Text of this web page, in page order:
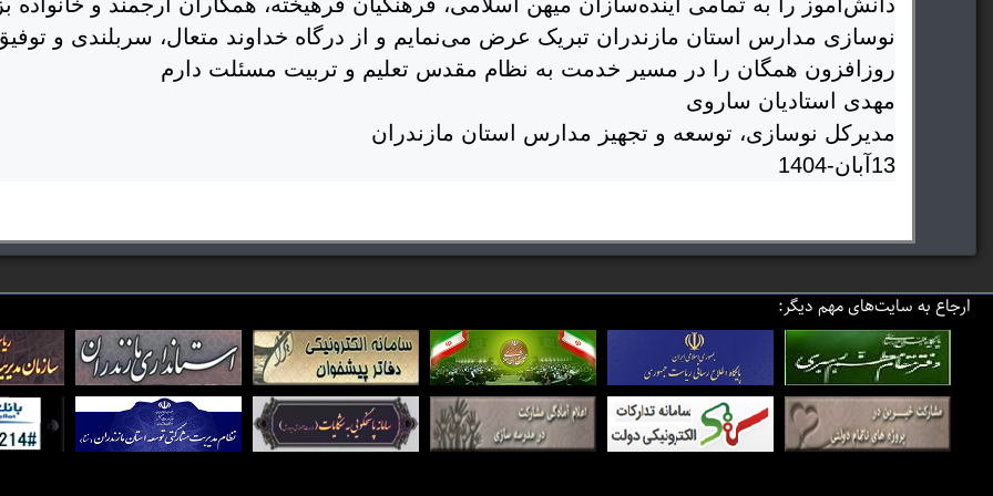
نوسازی مدارس استان مازندران تبریک عرض می‌نمایم و از درگاه خداوند متعال، سربلندی و
روزافزون همگان را در مسیر خدمت به نظام مقدس تعلیم و تربیت مسئلت دارم
مهدی استادیان ساروی
مدیرکل نوسازی، توسعه و تجهیز مدارس استان مازندران
13آبان-1404
ارجاع به سایت‌های مهم دیگر: